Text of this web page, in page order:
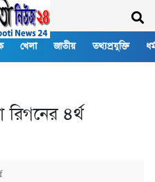
খেলা জাতীয় তথ্যপ্রযুক্তি
৪র্থ